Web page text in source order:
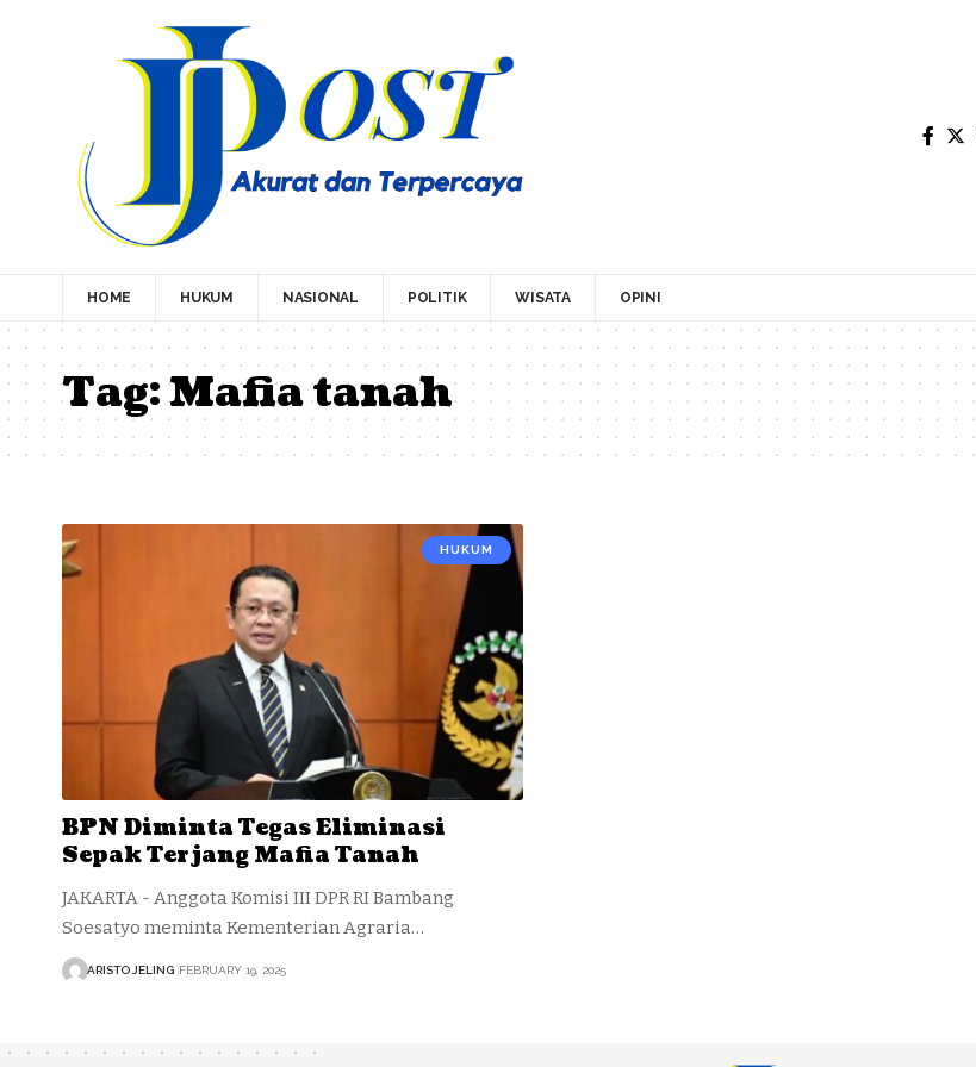
HOME HUKUM NASIONAL POLITIK WISATA OPINI
Tag:Mafia tanah
HUKUM
BPN Diminta Tegas Eliminasi
Sepak Terjang Mafia Tanah
JAKARTA - Anggota Komisi III DPR RI Bambang
Soesatyo meminta Kementerian Agraria…
ARISTO JELING FEBRUARY 19, 2025